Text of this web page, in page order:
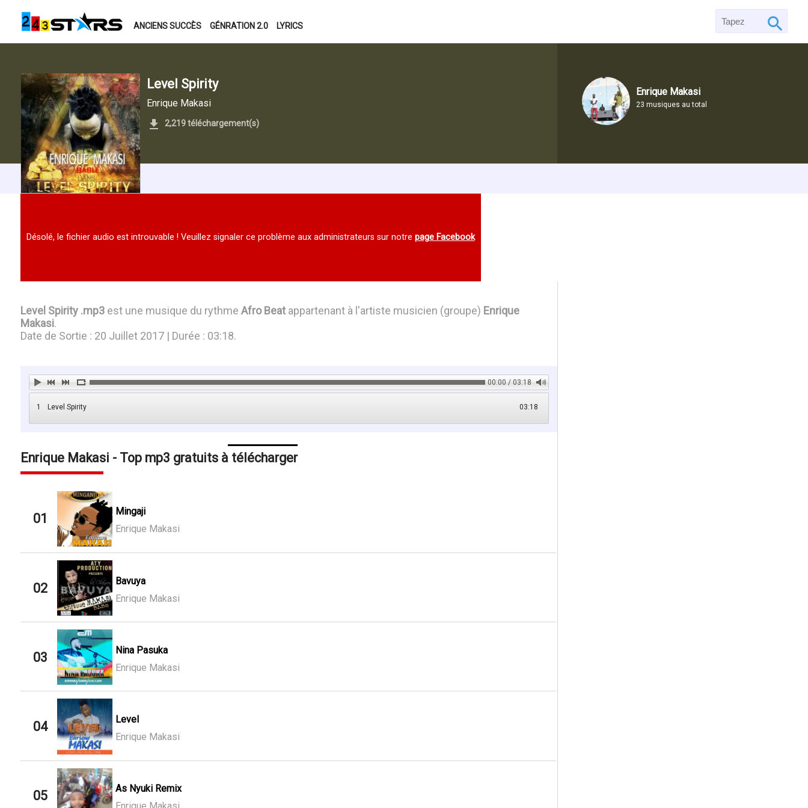
ANCIENS SUCCÈS GÉNRATION 2.0 LYRICS
Level Spirity
Enrique Makasi
2,219 téléchargement(s)
Enrique Makasi
23 musiques au total
Désolé, le fichier audio est introuvable ! Veuillez signaler ce problème aux administrateurs sur notre page Facebook
Level Spirity .mp3est une musique du rythme Afro Beatappartenant à l'artiste musicien (groupe) Enrique
Makasi.
Date de Sortie : 20 Juillet 2017 | Durée : 03:18.
00:00 / 03:18
1 03:18
Level Spirity
Enrique Makasi - Top mp3 gratuits à télécharger
01
Mingaji
Enrique Makasi
02
Bavuya
Enrique Makasi
03
Nina Pasuka
Enrique Makasi
04
Level
Enrique Makasi
05
As Nyuki Remix